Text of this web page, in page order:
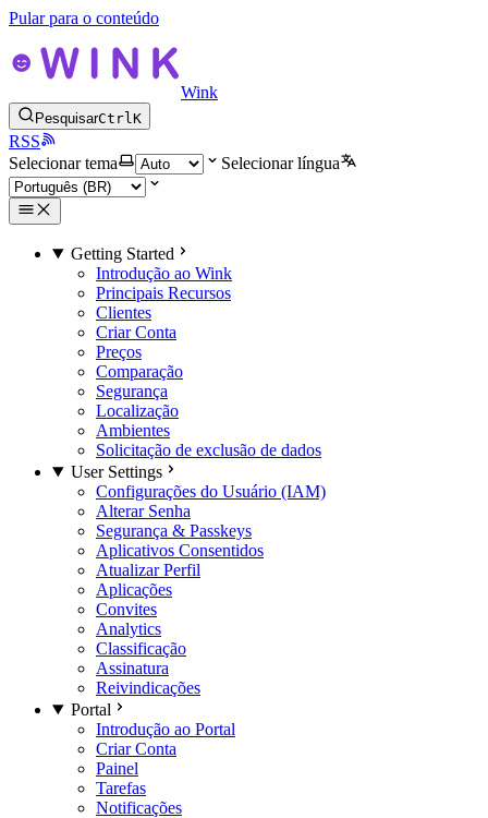
Pular para o conteúdo
Wink
PesquisarCtrlK
RSS
Selecionar tema
Selecionar língua
Getting Started
Introdução ao Wink
Principais Recursos
Clientes
Criar Conta
Preços
Comparação
Segurança
Localização
Ambientes
Solicitação de exclusão de dados
User Settings
Configurações do Usuário (IAM)
Alterar Senha
Segurança & Passkeys
Aplicativos Consentidos
Atualizar Perfil
Aplicações
Convites
Analytics
Classificação
Assinatura
Reivindicações
Portal
Introdução ao Portal
Criar Conta
Painel
Tarefas
Notificações